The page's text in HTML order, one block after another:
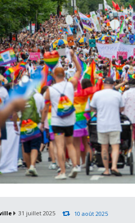
31 juillet 2025 10 août 2025